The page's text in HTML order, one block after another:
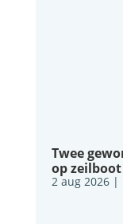
Twee
op zeilboot
2 aug 2026|